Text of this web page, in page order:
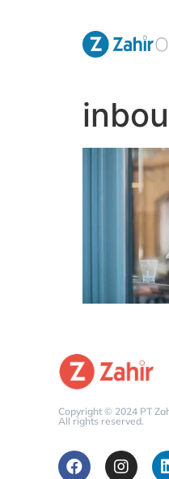
Copyright © 2024 PT
All rights reserved.